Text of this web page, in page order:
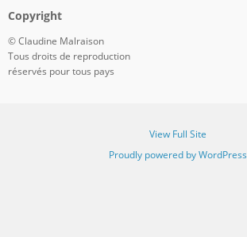
Copyright
© Claudine Malraison
Tous droits de reproduction
réservés pour tous pays
View Full Site
Proudly powered by WordPress